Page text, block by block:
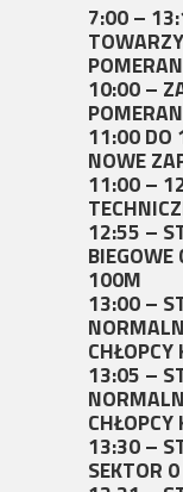
7:00 –
10:00 –
11:00 DO
NOWE
11:00 –
12:55 –
100M
13:00 –
13:05 –
13:30 –
SEKTOR